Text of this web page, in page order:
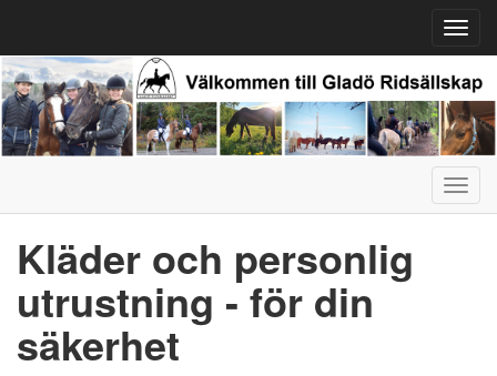
Kläder och personlig
utrustning - för din
säkerhet